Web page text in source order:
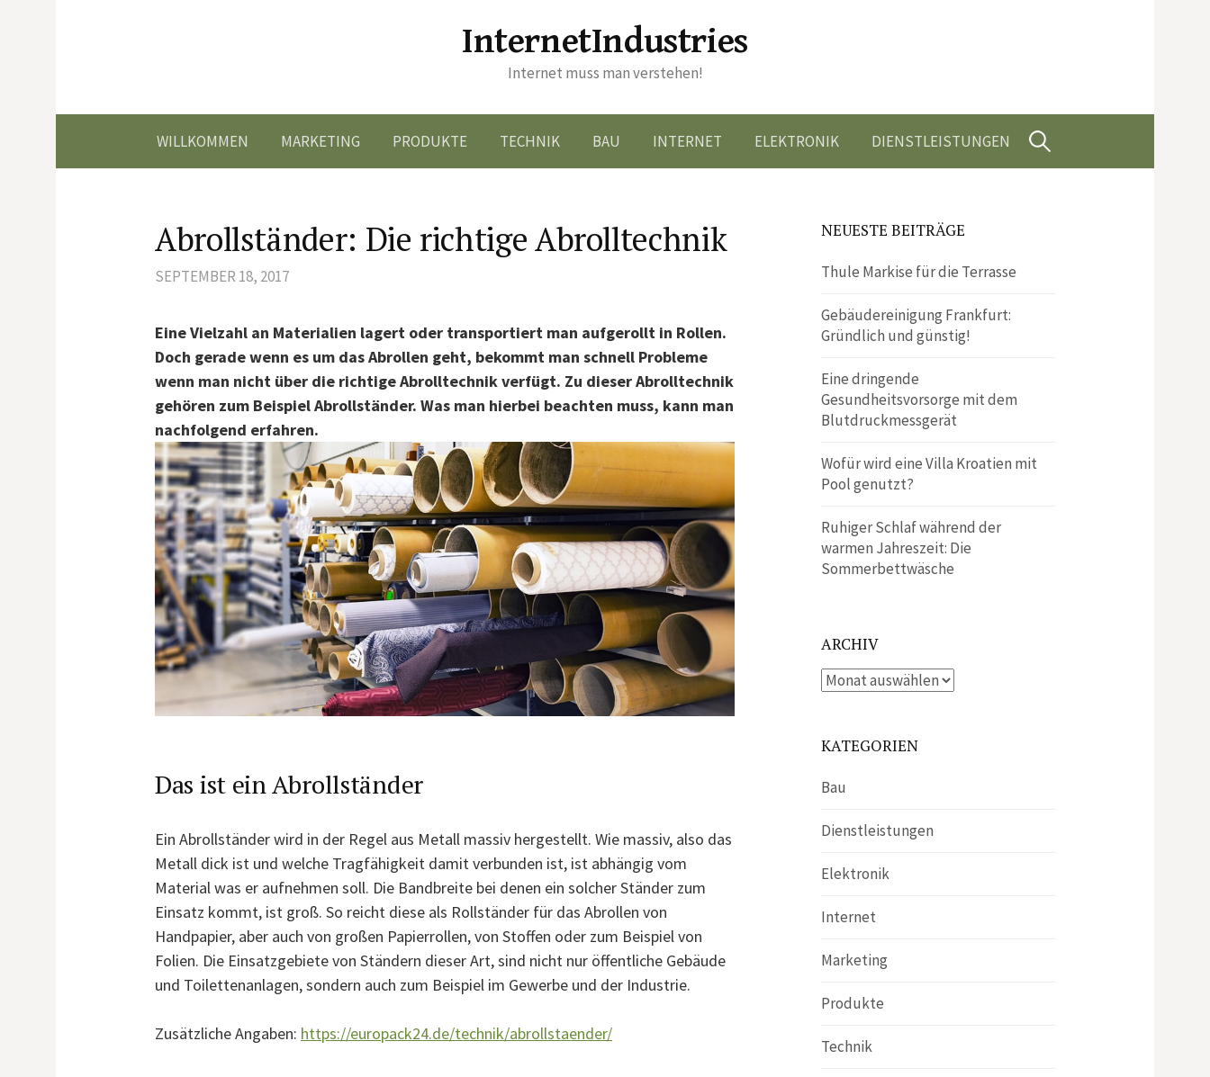
InternetIndustries
Internet muss man verstehen!
WILLKOMMEN MARKETING PRODUKTE TECHNIK BAU INTERNET ELEKTRONIK DIENSTLEISTUNGEN Suchen
Abrollständer: Die richtige Abrolltechnik
SEPTEMBER 18, 2017
Eine Vielzahl an Materialien lagert oder transportiert man aufgerollt in Rollen.
Doch gerade wenn es um das Abrollen geht, bekommt man schnell Probleme
wenn man nicht über die richtige Abrolltechnik verfügt. Zu dieser Abrolltechnik
gehören zum Beispiel Abrollständer. Was man hierbei beachten muss, kann man
nachfolgend erfahren.
Das ist ein Abrollständer
Ein Abrollständer wird in der Regel aus Metall massiv hergestellt. Wie massiv, also das
Metall dick ist und welche Tragfähigkeit damit verbunden ist, ist abhängig vom
Material was er aufnehmen soll. Die Bandbreite bei denen ein solcher Ständer zum
Einsatz kommt, ist groß. So reicht diese als Rollständer für das Abrollen von
Handpapier, aber auch von großen Papierrollen, von Stoffen oder zum Beispiel von
Folien. Die Einsatzgebiete von Ständern dieser Art, sind nicht nur öffentliche Gebäude
und Toilettenanlagen, sondern auch zum Beispiel im Gewerbe und der Industrie.
Zusätzliche Angaben: https://europack24.de/technik/abrollstaender/
NEUESTE BEITRÄGE
Thule Markise für die Terrasse
Gebäudereinigung Frankfurt:
Gründlich und günstig!
Eine dringende
Gesundheitsvorsorge mit dem
Blutdruckmessgerät
Wofür wird eine Villa Kroatien mit
Pool genutzt?
Ruhiger Schlaf während der
warmen Jahreszeit: Die
Sommerbettwäsche
ARCHIV
Archiv
KATEGORIEN
Bau
Dienstleistungen
Elektronik
Internet
Marketing
Produkte
Technik